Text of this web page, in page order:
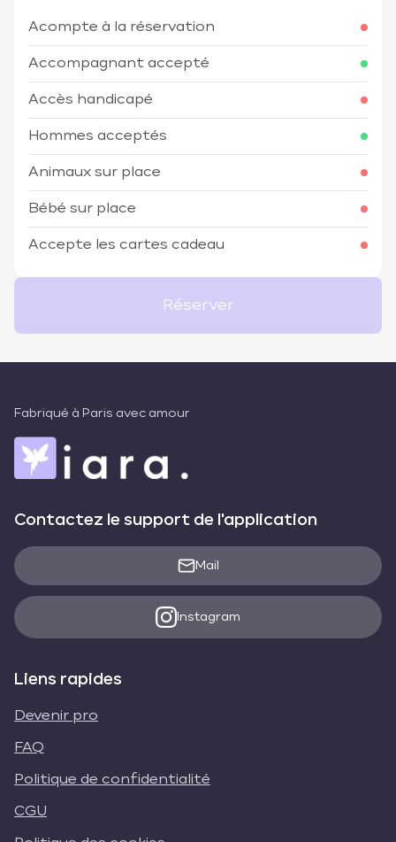
Acompte à la réservation
Accompagnant accepté
Accès handicapé
Hommes acceptés
Animaux sur place
Bébé sur place
Accepte les cartes cadeau
Réserver
Fabriqué à Paris avec amour
Contactez le support de l'application
Mail
Instagram
Liens rapides
Devenir pro
FAQ
Politique de confidentialité
CGU